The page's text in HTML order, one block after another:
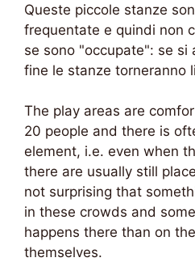
Queste piccole stanze
frequentate e quindi non
se sono "occupate": se si
fine le stanze torneranno
The play areas are
20 people and there is
element, i.e. even when
there are usually still
not surprising that
in these crowds and
happens there than on
themselves.